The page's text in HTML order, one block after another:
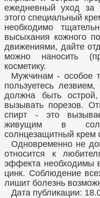
ежедневный уход за
этого специальный
необходимо
высыхания кожного
движениями, дайте
можно наносить
косметику.
Мужчинам - особое
пользуетесь
должна быть
вызывать порезов.
спирт - это
живущим в
солнцезащитный
Одновременно не
относится к
эффекта необходимы
цинк. Соблюдение
лишит болезнь
Дата публикации: